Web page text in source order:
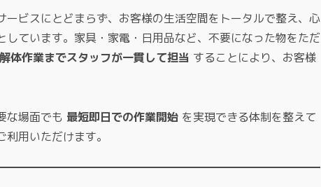
ービスにとどまらず、お客様の生活空間をトータルで整え、心
ています。家具・家電・日用品など、不要になった物をただ
体作業までスタッフが一貫して担当 することにより、お客様
な場面でも 最短即日での作業開始 を実現できる体制を整えて
用いただけます。